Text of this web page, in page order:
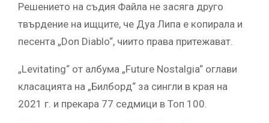
Решението на съдия Файла не засяга друго
твърдение на ищците, че Дуа Липа е копирала и
песента „Don Diablo“, чиито права притежават.
„Levitating“ от албума „Future Nostalgia“ оглави
класацията на „Билборд“ за сингли в края на
2021 г. и прекара 77 седмици в Топ 100.